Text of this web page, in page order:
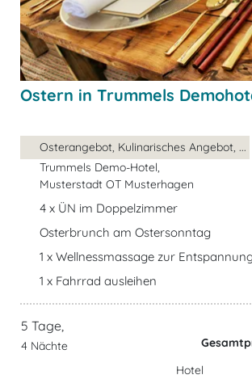
Ostern in Trummels
Osterangebot, Kulinarisches Angebot, ...
Trummels Demo-Hotel,
Musterstadt OT Musterhagen
4 x ÜN im Doppelzimmer
Osterbrunch am Ostersonntag
1 x Wellnessmassage zur
1 x Fahrrad ausleihen
5 Tage,
4 Nächte
Hotel